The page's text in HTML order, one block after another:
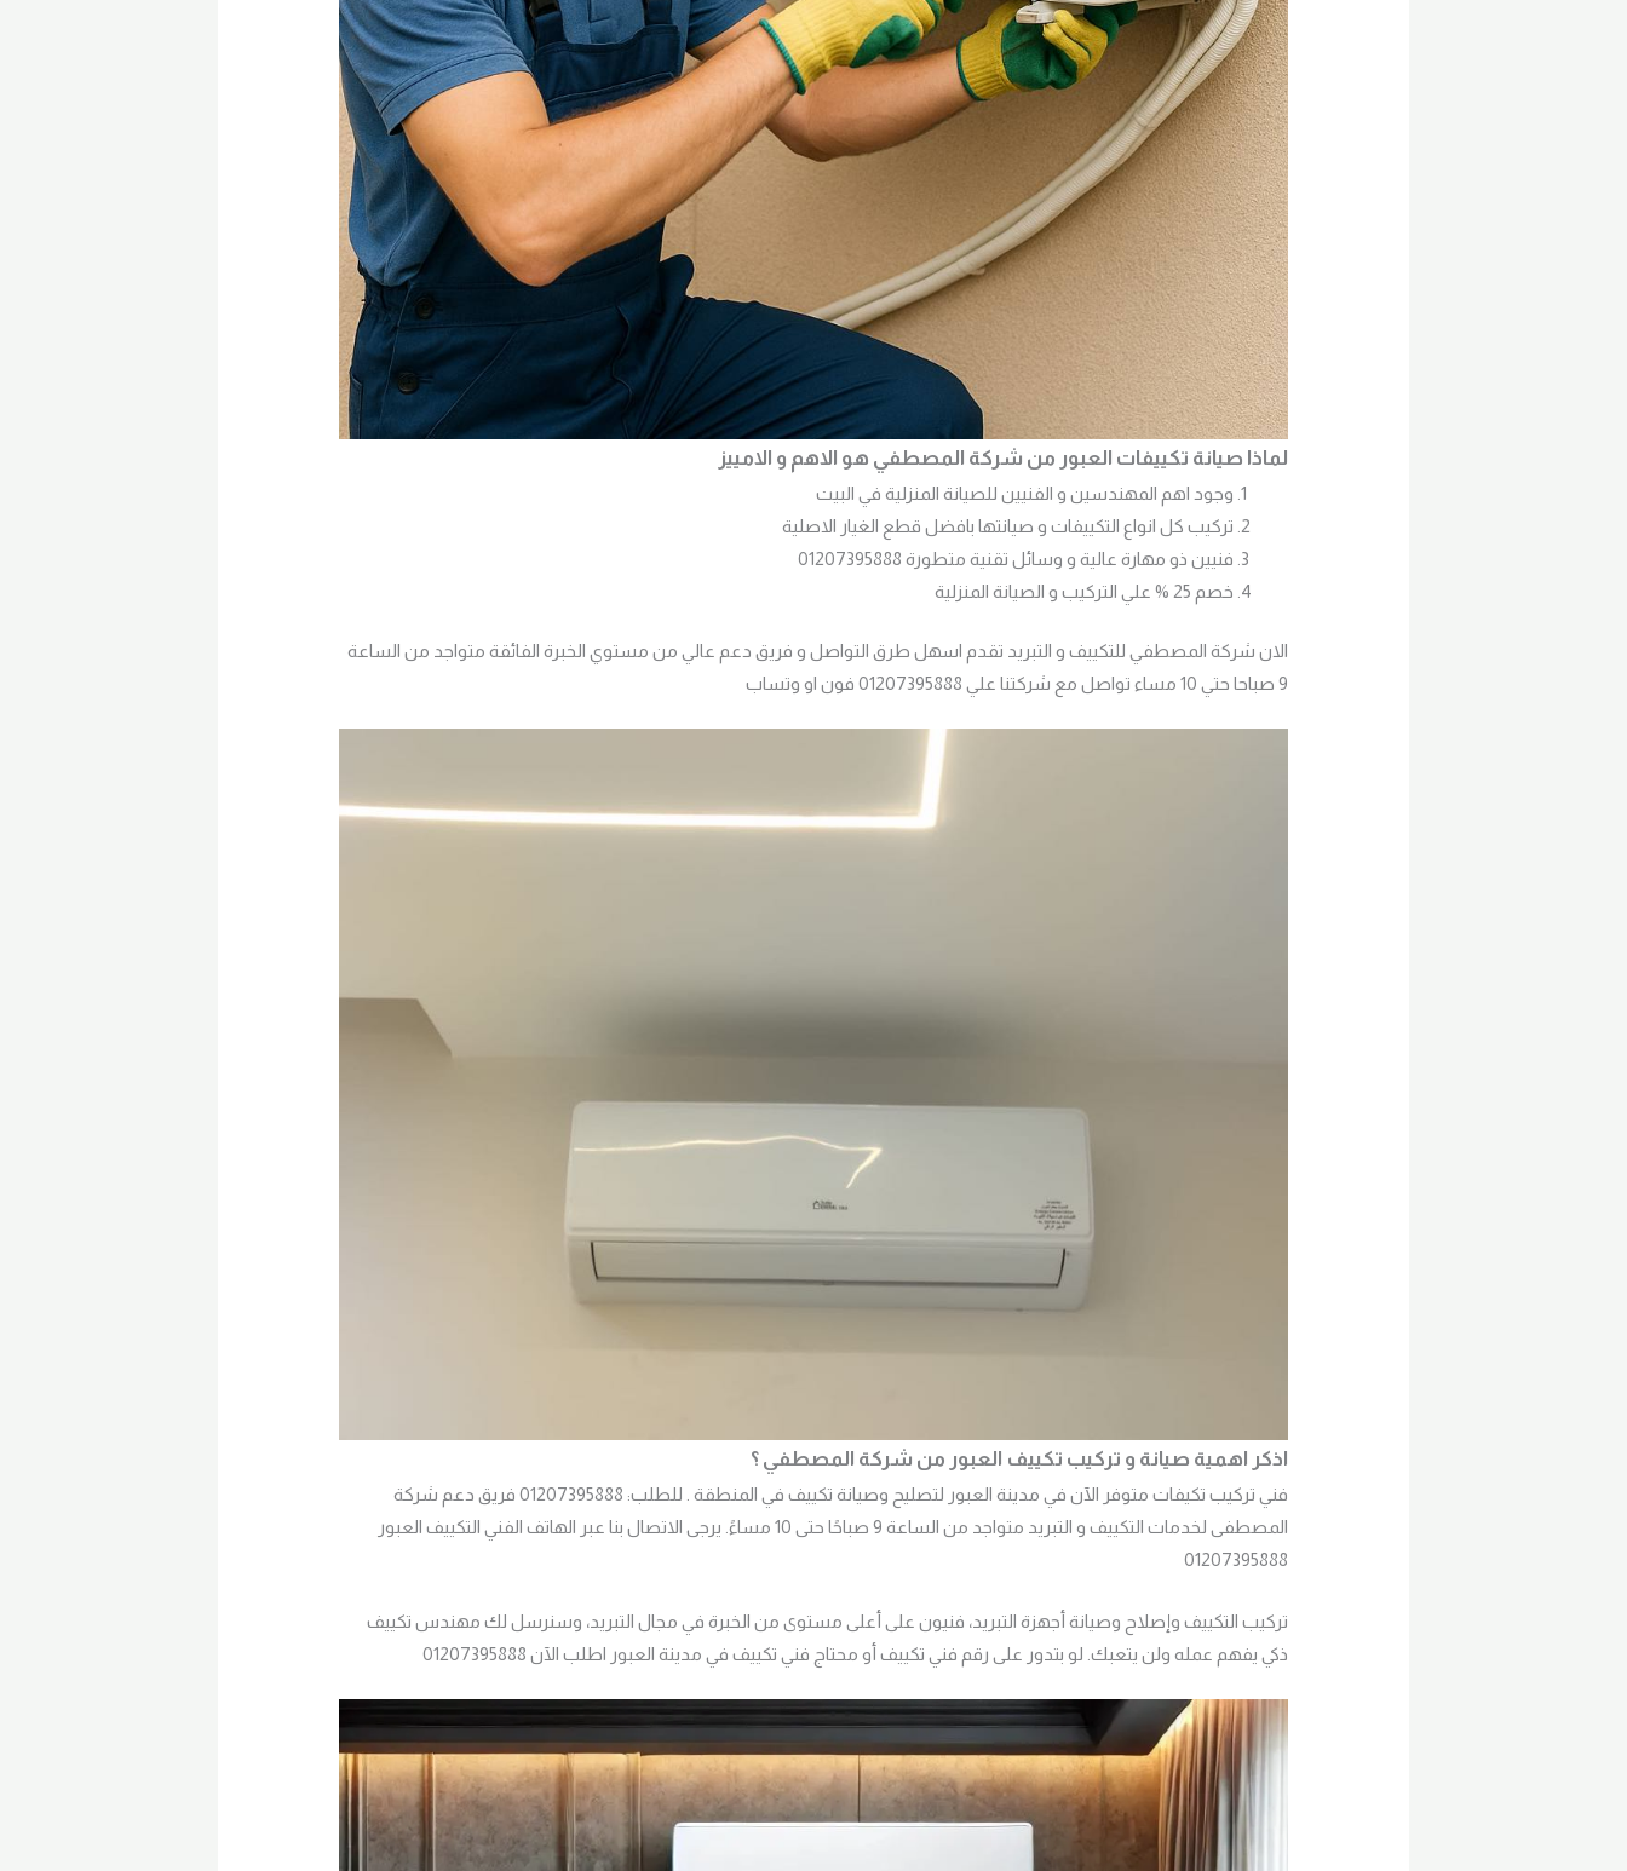
لماذا صيانة تكييفات العبور من شركة المصطفي هو الاهم و الامييز
وجود اهم المهندسين و الفنيين للصيانة المنزلية في البيت
تركيب كل انواع التكييفات و صيانتها بافضل قطع الغيار الاصلية
فنيين ذو مهارة عالية و وسائل تقنية متطورة 01207395888
خصم 25 % علي التركيب و الصيانة المنزلية
الان شركة المصطفي للتكييف و التبريد تقدم اسهل طرق التواصل و فريق دعم عالي من مستوي الخبرة الفائقة متواجد من الساعة
9 صباحا حتي 10 مساء تواصل مع شركتنا علي 01207395888 فون او وتساب
اذكر اهمية صيانة و تركيب تكييف العبور من شركة المصطفي ؟
فني تركيب تكيفات متوفر الآن في مدينة العبور لتصليح وصيانة تكييف في المنطقة . للطلب: 01207395888 فريق دعم شركة
المصطفى لخدمات التكييف و التبريد متواجد من الساعة 9 صباحًا حتى 10 مساءً. يرجى الاتصال بنا عبر الهاتف الفني التكييف العبور
01207395888
تركيب التكييف وإصلاح وصيانة أجهزة التبريد، فنيون على أعلى مستوى من الخبرة في مجال التبريد، وسنرسل لك مهندس تكييف
ذكي يفهم عمله ولن يتعبك. لو بتدور على رقم فني تكييف أو محتاج فني تكييف في مدينة العبور اطلب الآن 01207395888